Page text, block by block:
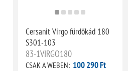
Cersanit Virgo fürdőkád 180
S301-103
83-1VIRGO180
CSAK A WEBEN: 100 290 Ft